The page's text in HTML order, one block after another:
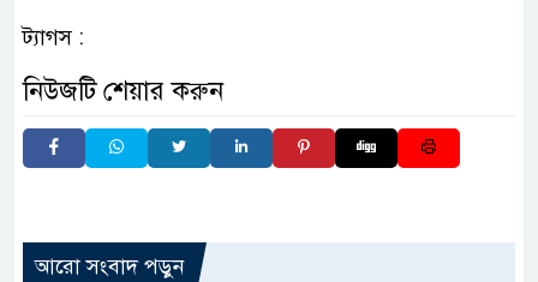
ট্যাগস :
নিউজটি শেয়ার করুন
আরো সংবাদ পড়ুন